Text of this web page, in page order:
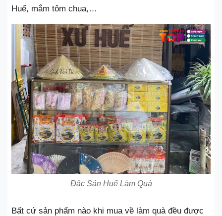
Huế, mắm tôm chua,…
Đặc Sản Huế Làm Quà
Bất cứ sản phẩm nào khi mua về làm quà đều được